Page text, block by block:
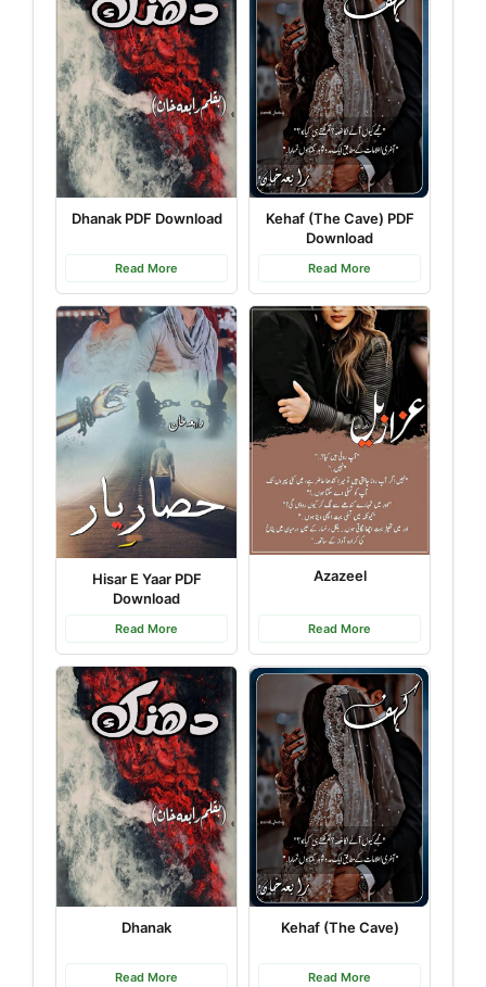
Dhanak PDF Download
Read More
Kehaf (The Cave) PDF
Download
Read More
Hisar E Yaar PDF
Download
Read More
Azazeel
Read More
Dhanak
Read More
Kehaf (The Cave)
Read More